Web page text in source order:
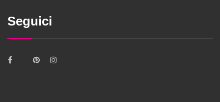
Seguici